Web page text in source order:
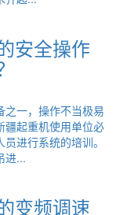
安全操作
之一，操作不当极易
疆起重机使用单位必
进行系统的培训。
进...
变频调速